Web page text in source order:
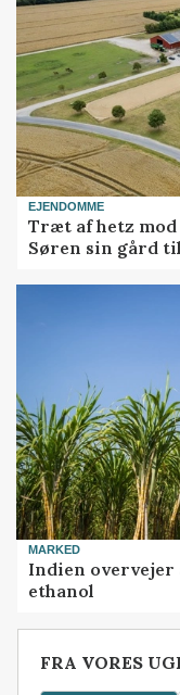
EJENDOMME
Træt af hetz
Søren sin gård
MARKED
Indien
ethanol
FRA VORES